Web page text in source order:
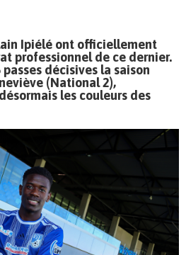
Ipiélé ont officiellement
professionnel de ce dernier.
décisives la saison
(National 2),
les couleurs des